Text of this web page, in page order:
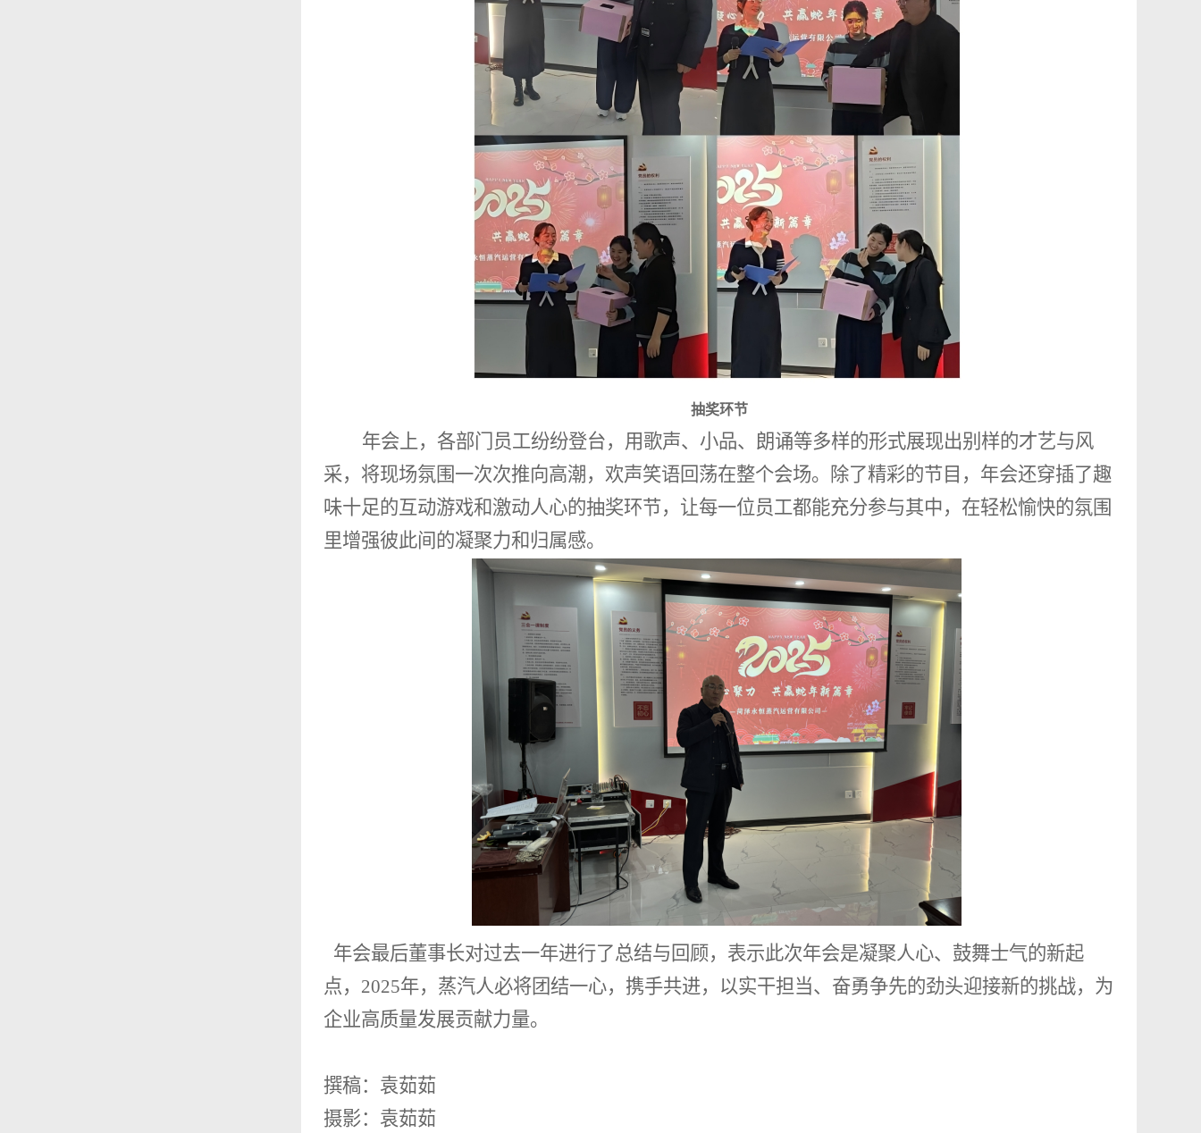
抽奖环节
年会上，各部门员工纷纷登台，用歌声、小品、朗诵等多样的形式展现出别样的才艺与风
采，将现场氛围一次次推向高潮，欢声笑语回荡在整个会场。除了精彩的节目，年会还穿插了趣
味十足的互动游戏和激动人心的抽奖环节，让每一位员工都能充分参与其中，在轻松愉快的氛围
里增强彼此间的凝聚力和归属感。
年会最后董事长对过去一年进行了总结与回顾，表示此次年会是凝聚人心、鼓舞士气的新起
点， 2025年，蒸汽人必将团结一心，携手共进， 以实干担当、奋勇争先的劲头迎接新的挑战，为
企业高质量发展贡献力量。
撰稿：袁茹茹
摄影：袁茹茹